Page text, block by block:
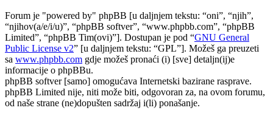
Forum je "powered by" phpBB [u daljnjem tekstu: “oni”, “njih”,
“njihov(a/e/i/u)”, “phpBB softver”, “www.phpbb.com”, “phpBB
Limited”, “phpBB Tim(ovi)”]. Dostupan je pod “GNU General
Public License v2” [u daljnjem tekstu: “GPL”]. Možeš ga preuzeti
sa www.phpbb.com gdje možeš pronaći (i) [sve] detaljn(ij)e
informacije o phpBBu.
phpBB softver [samo] omogućava Internetski bazirane rasprave.
phpBB Limited nije, niti može biti, odgovoran za, na ovom forumu,
od naše strane (ne)dopušten sadržaj i(li) ponašanje.